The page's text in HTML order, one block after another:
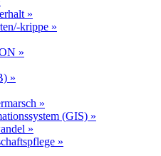
»
krippe »
»
»
»
(GIS) »
»
»